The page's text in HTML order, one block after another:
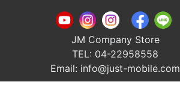
JM Company Store
TEL: 04-22958558
Email: info@just-mobile.com